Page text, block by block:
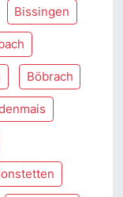
Bissingen
Böbrach